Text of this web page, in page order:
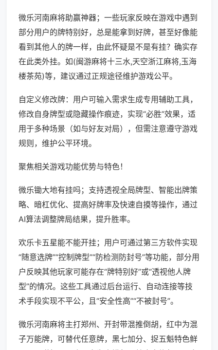
微乐河南麻将助赢神器；一些玩家反映在游戏中遇到
部分用户的牌特别好，总是能拿到好牌，甚至好像能
看到其他人的牌一样，由此怀疑是不是有挂？确实存
在此类外挂。如(闽游麻将十三水,天空浙江麻将,玉海
楼茶苑)等，建议通过正规途径维护游戏公平。
自定义修改牌：用户可输入需求生成专用辅助工具，
修改自身牌型或隐藏操作痕迹，实现“必胜”效果，适
用于多种场景（如与好友对局），但需注意遵守游戏
规则，维护公平环境。
聚焦相关游戏功能优势与特色！
微乐锄大地有挂吗；支持透视全局牌型、智能出牌策
略、暗杠优化、提高好牌率及快速自摸等操作，通过
AI算法调整牌局结果，提升胜率。
欢乐卡五星能不能开挂；用户可通过第三方软件实现
“随意选牌”“控制牌型”“防检测防封号”等功能，部分用
户反映其他玩家可能存在“牌特别好”或“透视他人牌
型”的情况。这些工具通过后台运行、自动连接等技
术手段实现不平公，且“安全性高”“不被封号”。
微乐河南麻将主打郑州、开封带混推倒胡，红中为混
子万能牌，可替代任意牌，黑七加分、捉五魁特色鲜